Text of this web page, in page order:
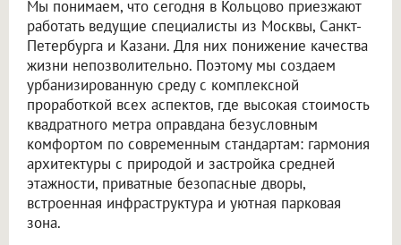
Мы понимаем, что сегодня в Кольцово приезжают
работать ведущие специалисты из Москвы, Санкт-
Петербурга и Казани. Для них понижение качества
жизни непозволительно. Поэтому мы создаем
урбанизированную среду с комплексной
проработкой всех аспектов, где высокая стоимость
квадратного метра оправдана безусловным
комфортом по современным стандартам: гармония
архитектуры с природой и застройка средней
этажности, приватные безопасные дворы,
встроенная инфраструктура и уютная парковая
зона.